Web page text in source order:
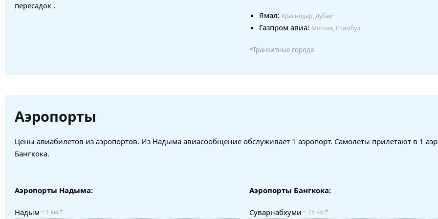
пересадок .
Ямал: Краснодар, Дубай
Газпром авиа: Москва, Стамбул
*Транзитные города
Аэропорты
Цены авиабилетов из аэропортов. Из Надыма авиасообщение обслуживает 1 аэропорт. Самолеты прилетают в 1
Бангкока.
Аэропорты Надыма:
Надым ~ 1 км.*
Аэропорты Бангкока:
Суварнабхуми ~ 25 км.*